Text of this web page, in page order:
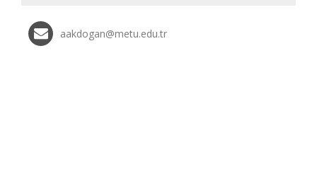
aakdogan@metu.edu.tr